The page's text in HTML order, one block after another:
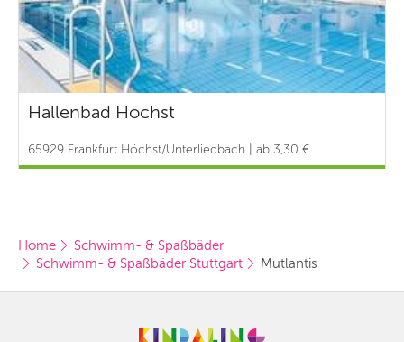
Hallenbad Höchst
65929 Frankfurt Höchst/Unterliedbach | ab 3,30 €
Home
Schwimm- & Spaßbäder
Schwimm- & Spaßbäder Stuttgart
Mutlantis